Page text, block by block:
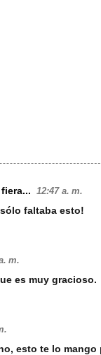
12:47 a. m.
faltaba esto!
m.
es muy gracioso.
esto te lo mango